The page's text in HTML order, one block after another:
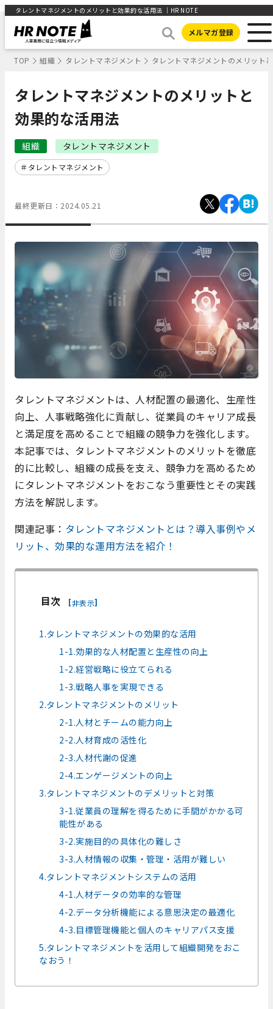
タレントマネジメントのメリットと効果的な活用法 ｜HR NOTE
メルマガ登録
TOP 組織 タレントマネジメント タレントマネジメントのメリット
タレントマネジメントのメリットと
効果的な活用法
組織 タレントマネジメント
タレントマネジメント
最終更新日： 2024.05.21
タレントマネジメントは、人材配置の最適化、生産性
向上、人事戦略強化に貢献し、従業員のキャリア成長
と満足度を高めることで組織の競争力を強化します。
本記事では、タレントマネジメントのメリットを徹底
的に比較し、組織の成長を支え、競争力を高めるため
にタレントマネジメントをおこなう重要性とその実践
方法を解説します。
関連記事： タレントマネジメントとは？導入事例やメ
リット、効果的な運用方法を紹介！
目次 [非表示]
1.タレントマネジメントの効果的な活用
1-1.効果的な人材配置と生産性の向上
1-2.経営戦略に役立てられる
1-3.戦略人事を実現できる
2.タレントマネジメントのメリット
2-1.人材とチームの能力向上
2-2.人材育成の活性化
2-3.人材代謝の促進
2-4.エンゲージメントの向上
3.タレントマネジメントのデメリットと対策
3-1.従業員の理解を得るために手間がかかる可
能性がある
3-2.実施目的の具体化の難しさ
3-3.人材情報の収集・管理・活用が難しい
4.タレントマネジメントシステムの活用
4-1.人材データの効率的な管理
4-2.データ分析機能による意思決定の最適化
4-3.目標管理機能と個人のキャリアパス支援
5.タレントマネジメントを活用して組織開発をおこ
なおう！